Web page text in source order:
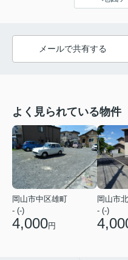
メールで共有する
よく見られている物件
岡山市中区雄町
- (-)
4,000円
岡山市
- (-)